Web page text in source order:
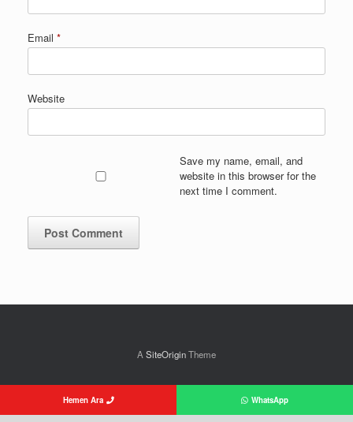
Email *
Website
Save my name, email, and
website in this browser for the
next time I comment.
ASiteOriginTheme
Hemen Ara WhatsApp